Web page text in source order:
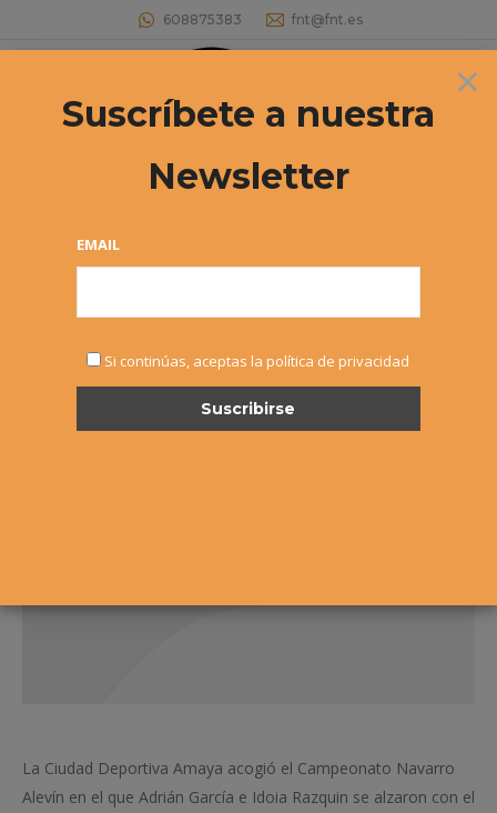
608875383 fnt@fnt.es
Buscar:
CAMPEONATO NAVARRO ALEVÍN –
La Ciudad Deportiva Amaya acogió el Campeonato Navarro
Alevín en el que Adrián García e Idoia Razquin se alzaron con el
×
Suscríbete a nuestra
Newsletter
EMAIL
Si continúas, aceptas la política de privacidad